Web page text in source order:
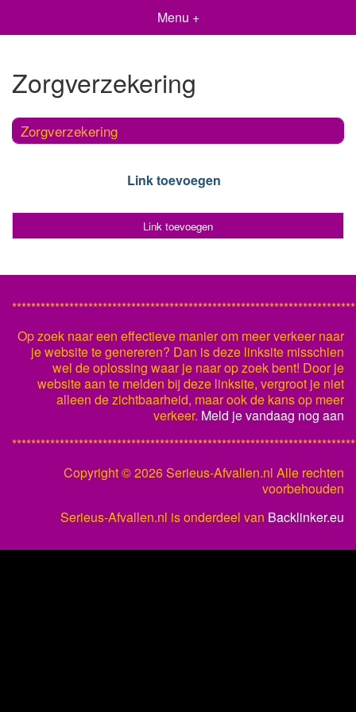
Menu +
Zorgverzekering
Zorgverzekering
Link toevoegen
Link toevoegen
Op zoek naar een effectieve manier om meer verkeer naar
je website te genereren? Dan is deze linksite misschien
wel de oplossing waar je naar op zoek bent! Door je
website aan te melden bij deze linksite, vergroot je niet
alleen de zichtbaarheid, maar ook de kans op meer
verkeer. Meld je vandaag nog aan
Copyright ©2026 Serieus-Afvallen.nl Alle rechten
voorbehouden
Serieus-Afvallen.nl is onderdeel van Backlinker.eu